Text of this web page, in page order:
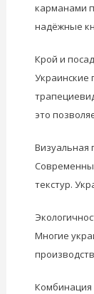
карманами
надёжные
Крой и
Украинские
это
Визуальная
текстур.
Многие
Комбинация